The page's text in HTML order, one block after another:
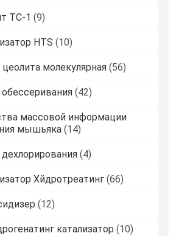
ТС-1 (9)
HTS (10)
молекулярная (56)
(42)
массовой информации
мышьяка (14)
(4)
Хйдротреатинг (66)
(12)
катализатор (10)